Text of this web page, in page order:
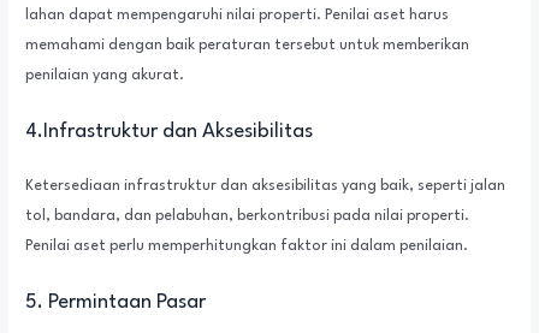
lahan dapat mempengaruhi nilai properti. Penilai aset harus
memahami dengan baik peraturan tersebut untuk memberikan
penilaian yang akurat.
4.Infrastruktur dan Aksesibilitas
Ketersediaan infrastruktur dan aksesibilitas yang baik, seperti jalan
tol, bandara, dan pelabuhan, berkontribusi pada nilai properti.
Penilai aset perlu memperhitungkan faktor ini dalam penilaian.
5. Permintaan Pasar